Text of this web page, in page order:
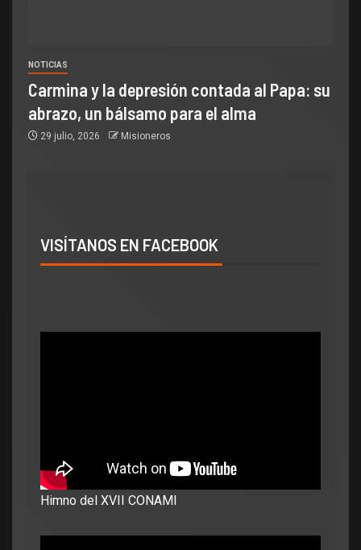
NOTICIAS
Carmina y la depresión contada al Papa: su
abrazo, un bálsamo para el alma
29 julio, 2026 Misioneros
VISÍTANOS EN FACEBOOK
Himno del XVII CONAMI